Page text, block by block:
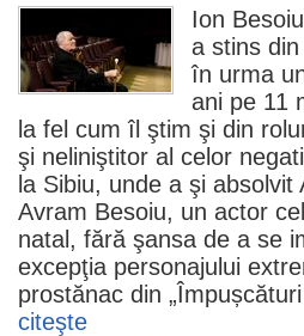
Ion Besoiu
a stins
în urma
ani pe 11
la fel cum îl ştim şi din
şi neliniştitor al celor
la Sibiu, unde a şi
Avram Besoiu, un actor
natal, fără şansa de a se
excepţia personajului
prostănac din „
citeşte